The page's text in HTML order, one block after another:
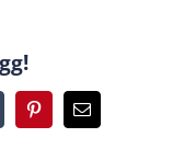
Pinterest
E-
post